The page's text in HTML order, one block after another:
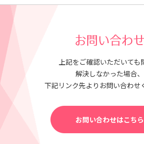
お問い合わせ
上記をご確認いただいても
解決しなかった場合、
下記リンク先よりお問い合わせ
お問い合わせはこちら